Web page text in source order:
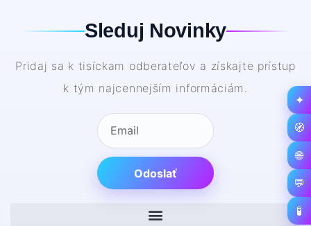
Sleduj Novinky
Pridaj sa k tisíckam odberateľov a získajte prístup
k tým najcennejším informáciám.
Odoslať
✦
🧭
🌐
💬
🧪